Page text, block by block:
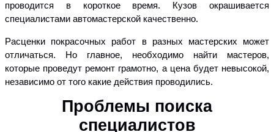
проводится в короткое время. Кузов окрашивается
специалистами автомастерской качественно.
Расценки покрасочных работ в разных мастерских может
отличаться. Но главное, необходимо найти мастеров,
которые проведут ремонт грамотно, а цена будет невысокой,
независимо от того какие действия проводились.
Проблемы поиска
специалистов